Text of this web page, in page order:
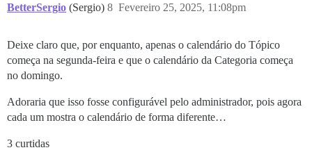
BetterSergio (Sergio) Fevereiro 25, 2025, 11:08pm
8
Deixe claro que, por enquanto, apenas o calendário do Tópico
começa na segunda-feira e que o calendário da Categoria começa
no domingo.
Adoraria que isso fosse configurável pelo administrador, pois agora
cada um mostra o calendário de forma diferente…
3 curtidas